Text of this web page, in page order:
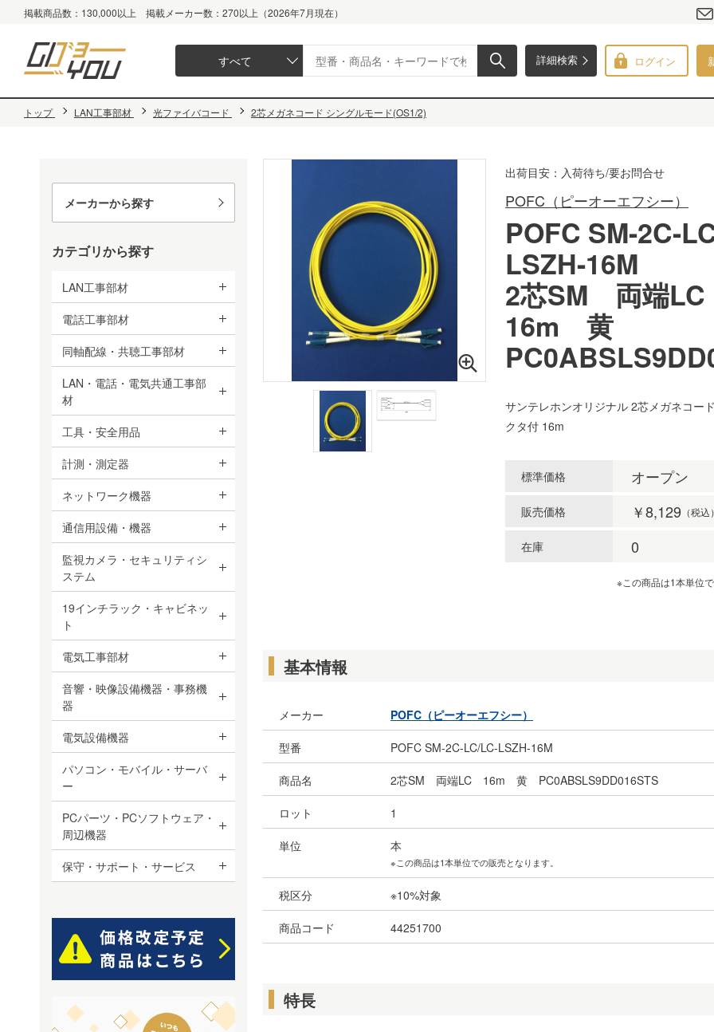
掲載商品数：130,000以上 掲載メーカー数：270以上（2026年7月現在）
詳細検索
すべて ログイン
トップ LAN工事部材 光ファイバコード 2芯メガネコード シングルモード(OS1/2)
出荷目安：入荷待ち/要お問合せ
POFC（ピーオーエフシー）
POFC SM-2C-
LSZH-16M
2芯SM 両端
16m 黄
サンテレホンオリジナル 2芯メガネコー
クタ付 16m
標準価格 オープン
販売価格 ￥8,129 （税込
在庫 0
※この商品は1本単位
基本情報
メーカー POFC（ピーオーエフシー）
型番 POFC SM-2C-LC/LC-LSZH-16M
商品名 2芯SM 両端LC 16m 黄 PC0ABSLS9DD016STS
ロット 1
単位 本
※この商品は1本単位での販売となります。
税区分 ※10%対象
商品コード 44251700
特長
メーカーから探す
カテゴリから探す
LAN工事部材
電話工事部材
同軸配線・共聴工事部材
LAN・電話・電気共通工事部
材
工具・安全用品
計測・測定器
ネットワーク機器
通信用設備・機器
監視カメラ・セキュリティシ
ステム
19インチラック・キャビネッ
ト
電気工事部材
音響・映像設備機器・事務機
器
電気設備機器
パソコン・モバイル・サーバ
ー
PCパーツ・PCソフトウェア・
周辺機器
保守・サポート・サービス